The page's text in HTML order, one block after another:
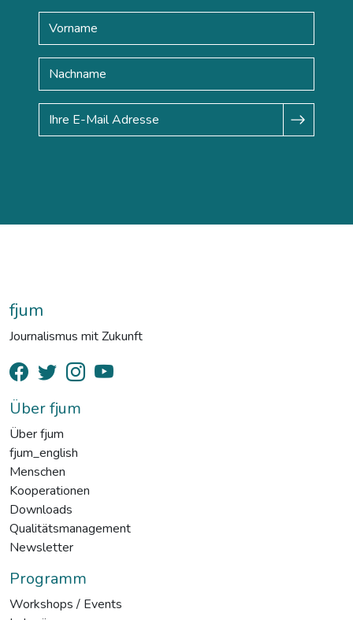
fjum
Journalismus mit Zukunft
Über fjum
Über fjum
fjum_english
Menschen
Kooperationen
Downloads
Qualitätsmanagement
Newsletter
Programm
Workshops / Events